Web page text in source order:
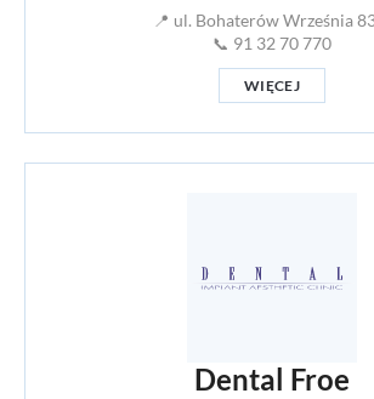
📍 ul. Bohaterów Września
📞 91 32 70 770
WIĘCEJ
Dental Froe